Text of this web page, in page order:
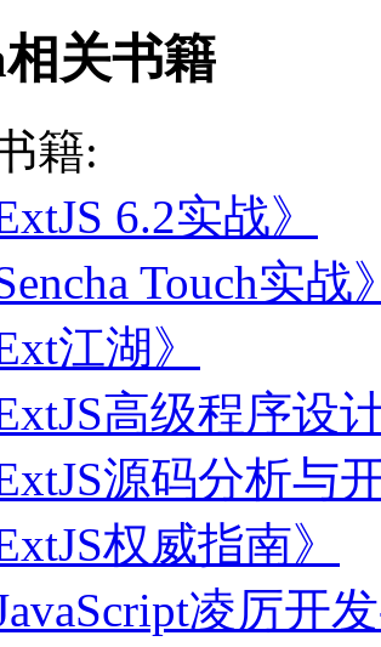
相关书籍
籍:
6.2实战》
Sencha Touch实战
江湖》
ExtJS高级程序设
ExtJS源码分析与
权威指南》
JavaScript凌厉开